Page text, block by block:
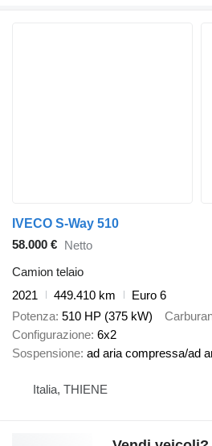
IVECO S-Way 510
58.000 € Netto
Camion telaio
2021
449.410 km
Euro 6
Potenza 510 HP (375 kW)
Configurazione 6x2
Sospensione ad aria compressa/ad
Italia, THIENE